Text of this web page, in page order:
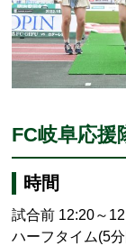
FC岐阜応
時間
試合前 12:20～
ハーフタイム(5